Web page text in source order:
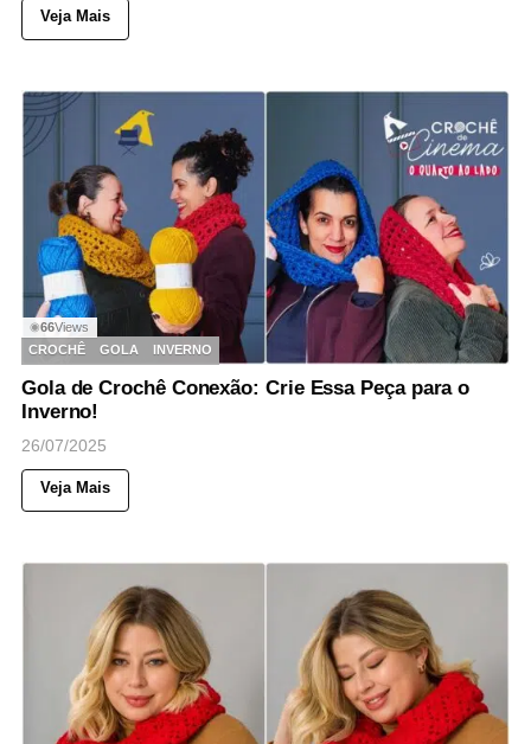
Veja Mais
◉66Views
CROCHÊ
GOLA INVERNO
Gola de Crochê Conexão: Crie Essa Peça para o
Inverno!
26/07/2025
Veja Mais